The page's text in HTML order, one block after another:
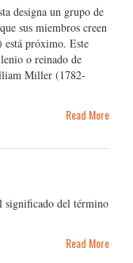
designa un grupo de
sus miembros creen
está próximo. Este
o reinado de
Miller (1782-
Read More
significado del término
Read More